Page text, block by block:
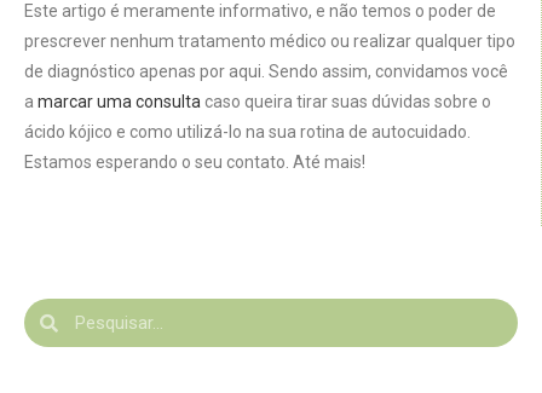
Este artigo é meramente informativo, e não temos o poder de
prescrever nenhum tratamento médico ou realizar qualquer tipo
de diagnóstico apenas por aqui. Sendo assim, convidamos você
a marcar uma consulta caso queira tirar suas dúvidas sobre o
ácido kójico e como utilizá-lo na sua rotina de autocuidado.
Estamos esperando o seu contato. Até mais!